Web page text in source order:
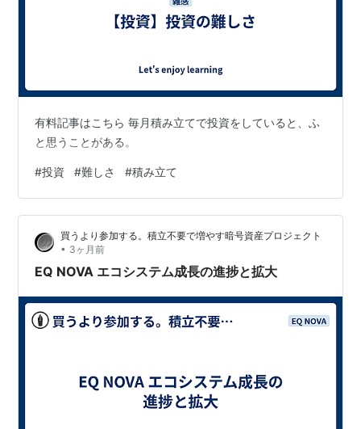
有料記事はこちら 毎月積み立てで投資をしていると、ふ
と思うことがある。
#投資 #難しさ #積み立て
買うより参加する。積立不要で増やす暗号資産プロジェクト
• 3ヶ月前
EQ NOVA エコシステム成長の進捗と拡大